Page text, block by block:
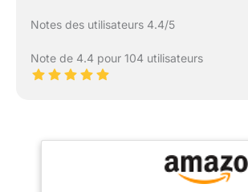
Notes des utilisateurs 4.4/5
Note de 4.4 pour 104 utilisateurs